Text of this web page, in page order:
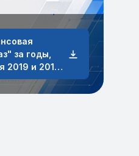
за годы,
2019 и 2018